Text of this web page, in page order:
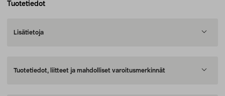
Tuotetiedot
Lisätietoja
Tuotetiedot, liitteet ja mahdolliset varoitusmerkinnät